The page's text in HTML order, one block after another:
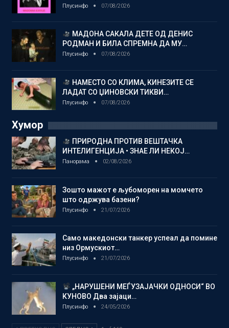
Плусинфо 07/08/2026
МАДОНА САКАЛА ДЕТЕ ОД ДЕНИС
РОДМАН И БИЛА СПРЕМНА ДА МУ…
Плусинфо 07/08/2026
НАМЕСТО СО КЛИМА, КИНЕЗИТЕ СЕ
ЛАДАТ СО ЏИНОВСКИ ТИКВИ…
Плусинфо 07/08/2026
Хумор
ПРИРОДНА ПРОТИВ ВЕШТАЧКА
ИНТЕЛИГЕНЦИЈА • ЗНАЕ ЛИ НЕКОЈ…
Панорама 02/08/2026
Зошто мажот е љубоморен на момчето
што одржува базени?
Плусинфо 21/07/2026
Само македонски танкер успеал да помине
низ Ормускиот…
Плусинфо 21/07/2026
„НАРУШЕНИ МЕЃУЗАЈАЧКИ ОДНОСИ“ ВО
КУНОВО Два зајаци…
Плусинфо 24/05/2026